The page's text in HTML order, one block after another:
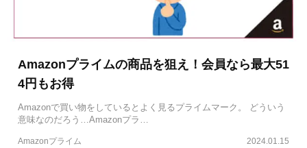
Amazonプライムの商品を狙え！会員なら最大51
4円もお得
Amazonで買い物をしているとよく見るプライムマーク。 どういう
意味なのだろう…Amazonプラ…
2024.01.15
Amazonプライム